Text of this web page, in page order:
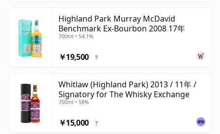
Highland Park Murray McDavid
Benchmark Ex-Bourbon 2008 17年
700ml • 54.1%
￥19,500 ?
Whitlaw (Highland Park) 2013 / 11年 /
Signatory for The Whisky Exchange
700ml • 58%
￥15,000 ?